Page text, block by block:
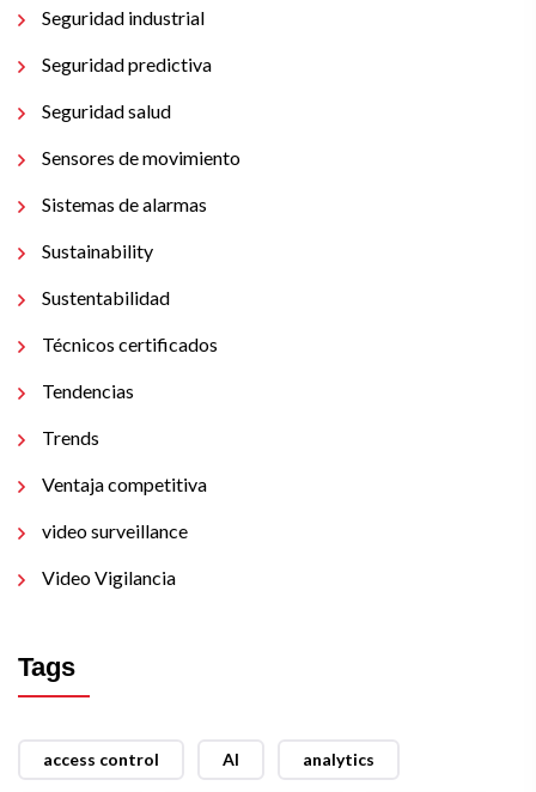
Seguridad industrial
Seguridad predictiva
Seguridad salud
Sensores de movimiento
Sistemas de alarmas
Sustainability
Sustentabilidad
Técnicos certificados
Tendencias
Trends
Ventaja competitiva
video surveillance
Video Vigilancia
Tags
access control AI analytics